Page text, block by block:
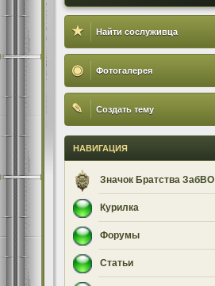
★ Найти сослуживца
◉ Фотогалерея
✎ Создать тему
НАВИГАЦИЯ
Значок Братства ЗабВО
Курилка
Форумы
Статьи